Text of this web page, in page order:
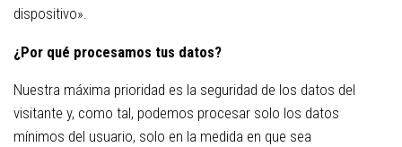
dispositivo».
¿Por qué procesamos tus datos?
Nuestra máxima prioridad es la seguridad de los datos del
visitante y, como tal, podemos procesar solo los datos
mínimos del usuario, solo en la medida en que sea